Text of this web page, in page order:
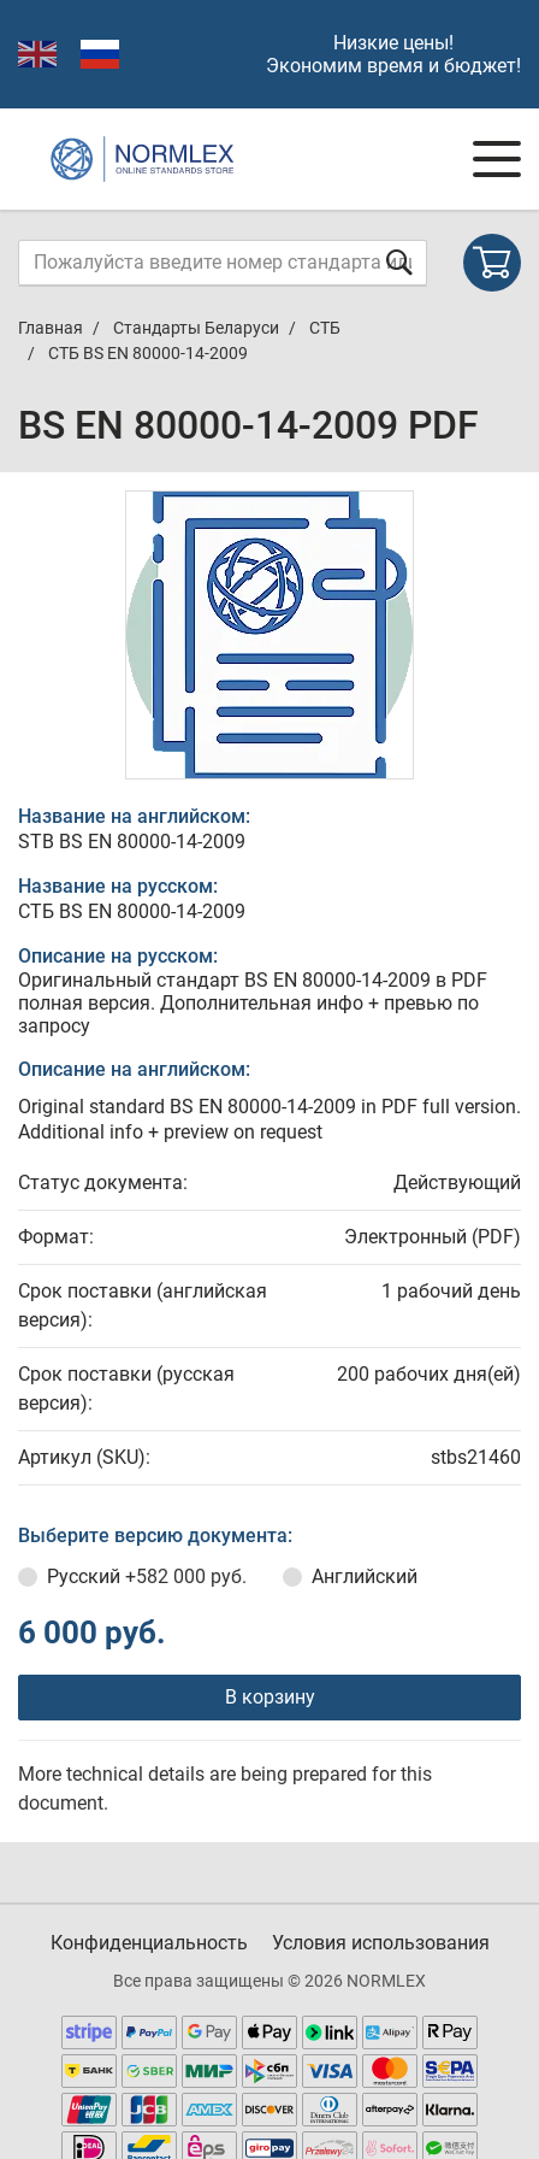
Низкие цены!
Экономим время и бюджет!
Главная Стандарты Беларуси
СТБ
СТБ BS EN 80000-14-2009
BS EN 80000-14-2009 PDF
Название на английском:
STB BS EN 80000-14-2009
Название на русском:
СТБ BS EN 80000-14-2009
Описание на русском:
Оригинальный стандарт BS EN 80000-14-2009 в PDF
полная версия. Дополнительная инфо + превью по
запросу
Описание на английском:
Original standard BS EN 80000-14-2009 in PDF full version.
Additional info + preview on request
Статус документа: Действующий
Формат: Электронный (PDF)
Срок поставки (английская
версия):
1 рабочий день
Срок поставки (русская
версия):
200 рабочих дня(ей)
Артикул (SKU): stbs21460
Выберите версию документа:
Русский +582 000 руб. Английский
6 000 руб.
В корзину
More technical details are being prepared for this
document.
Конфиденциальность Условия использования
Все права защищены © 2026 NORMLEX